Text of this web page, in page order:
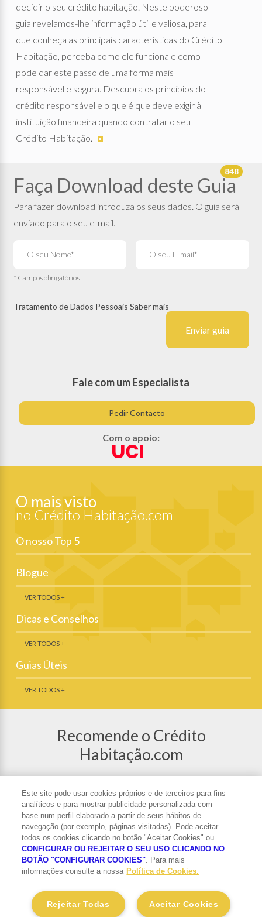
decidir o seu crédito habitação. Neste poderoso
guia revelamos-lhe informação útil e valiosa, para
que conheça as principais características do Crédito
Habitação, perceba como ele funciona e como
pode dar este passo de uma forma mais
responsável e segura. Descubra os princípios do
crédito responsável e o que é que deve exigir à
instituição financeira quando contratar o seu
Crédito Habitação.
Faça Download deste Guia
848
Para fazer download introduza os seus dados. O guia será
enviado para o seu e-mail.
* Campos obrigatórios
Tratamento de Dados Pessoais Saber mais
Enviar guia
Fale com um Especialista
Pedir Contacto
Com o apoio:
O mais visto
no Crédito Habitação.com
O nosso Top 5
Blogue
VER TODOS +
Dicas e Conselhos
VER TODOS +
Guias Úteis
VER TODOS +
Recomende o Crédito
Habitação.com
Partilhe o Crédito Habitação nas redes
sociais ou recomende o site a um amigo.
Subscrever Newsletter
Tratamento de Dados PessoaisSaber mais
Este site pode usar cookies próprios e de terceiros para fins
analíticos e para mostrar publicidade personalizada com
base num perfil elaborado a partir de seus hábitos de
navegação (por exemplo, páginas visitadas). Pode aceitar
todos os cookies clicando no botão "Aceitar Cookies" ou
CONFIGURAR OU REJEITAR O SEU USO CLICANDO NO
BOTÃO "CONFIGURAR COOKIES". Para mais
informações consulte a nossa Política de Cookies.
Aceitar Cookies
Rejeitar Todas